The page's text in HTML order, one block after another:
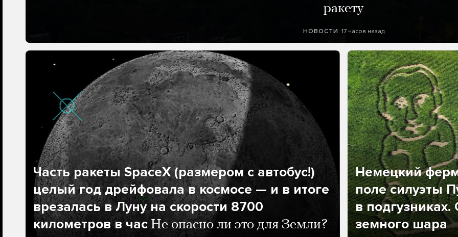
ракету
НОВОСТИ 17 часов назад
Часть ракеты SpaceX (размером с автобус!)
целый год дрейфовала в космосе — и в итоге
врезалась в Луну на скорости 8700
километров в час Не опасно ли это для Земли?
Немецкий
поле силуэты
в
земного шара